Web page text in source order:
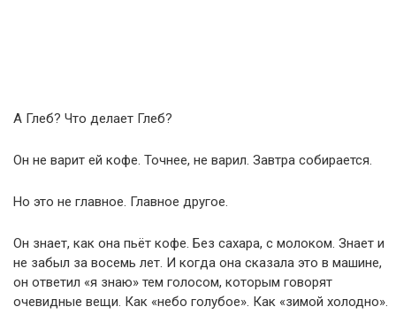
А Глеб? Что делает Глеб?
Он не варит ей кофе. Точнее, не варил. Завтра собирается.
Но это не главное. Главное другое.
Он знает, как она пьёт кофе. Без сахара, с молоком. Знает и
не забыл за восемь лет. И когда она сказала это в машине,
он ответил «я знаю» тем голосом, которым говорят
очевидные вещи. Как «небо голубое». Как «зимой холодно».